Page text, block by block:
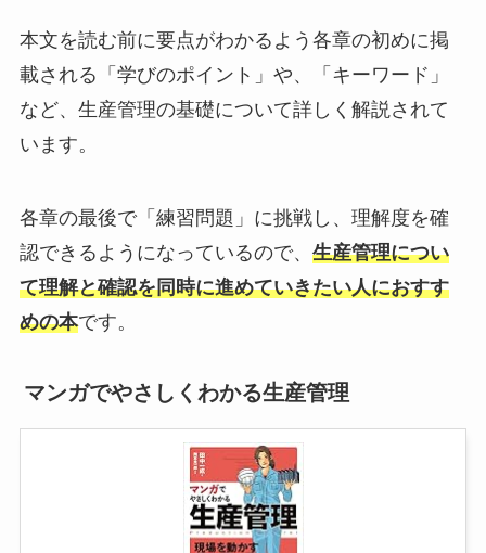
本文を読む前に要点がわかるよう各章の初めに掲
載される「学びのポイント」や、「キーワード」
など、生産管理の基礎について詳しく解説されて
います。
各章の最後で「練習問題」に挑戦し、理解度を確
認できるようになっているので、 生産管理につい
て理解と確認を同時に進めていきたい人におすす
めの本です。
マンガでやさしくわかる生産管理